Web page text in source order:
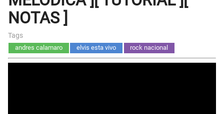
NOTAS ]
Tags
andres calamaro elvis esta vivo rock nacional